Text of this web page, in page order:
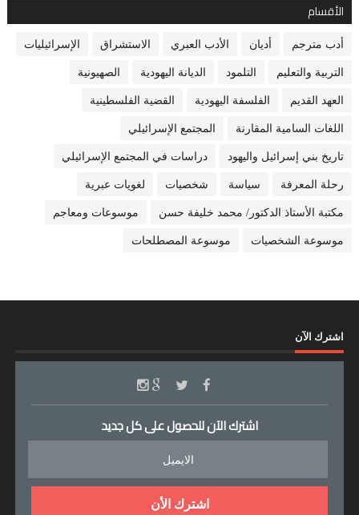
الأقسام
أدب مترجم أديان الأدب العبري الاستشراق الإسرائيليات
التربية والتعليم التلمود الديانة اليهودية الصهيونية
العهد القديم الفلسفة اليهودية القضية الفلسطينية
اللغات السامية المقارنة المجتمع الإسرائيلي
تاريخ بني إسرائيل واليهود دراسات في المجتمع الإسرائيلي
رحلة المعرفة سياسة شخصيات لغويات عبرية
مكتبة الأستاذ الدكتور/ محمد خليفة حسن موسوعات ومعاجم
موسوعة الشخصيات موسوعة المصطلحات
اشترك الآن
اشترك الآن للحصول على كل جديد